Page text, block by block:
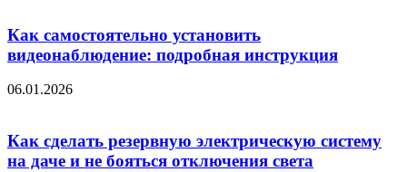
Как самостоятельно установить
видеонаблюдение: подробная инструкция
06.01.2026
Как сделать резервную электрическую систему
на даче и не бояться отключения света